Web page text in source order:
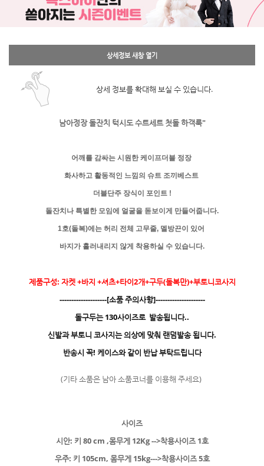
상세정보 새창 열기
상세 정보를 확대해 보실 수 있습니다.
남아정장 돌잔치 턱시도 수트세트 첫돌 하객룩"
어깨를 감싸는 시원한 케이프더블 정장
화사하고 활동적인 느낌의 슈트 조끼베스트
더블단주 장식이 포인트 !
돌잔치나 특별한 모임에 얼굴을 돋보이게 만들어줍니다.
1호(돌복)에는 허리 전체 고무줄, 멜방끈이 있어
바지가 흘러내리지 않게 착용하실 수 있습니다.
제품구성: 자켓 +바지 +셔츠+타이2개+구두(돌복만)+부토니코사지
--------------------[소품 주의사항]---------------------
돌구두는 130사이즈로 발송됩니다..
신발과 부토니 코사지는 의상에 맞춰 랜덤발송 됩니다.
반송시 꼭! 케이스와 같이 반납 부탁드립니다
(기타 소품은 남아 소품코너를 이용해 주세요)
사이즈
시안: 키 80 cm ,몸무게 12Kg -->착용사이즈 1호
우주: 키 105cm, 몸무게 15kg--->착용사이즈 5호